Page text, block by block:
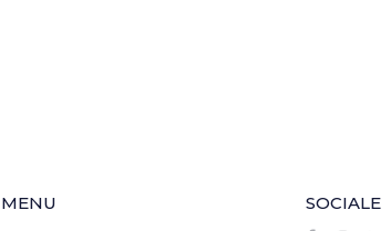
MENU SOCIALE